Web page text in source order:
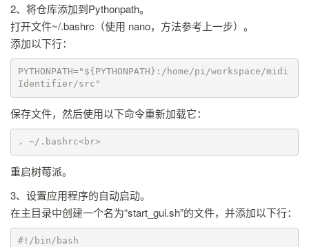
2、将仓库添加到Pythonpath。
打开文件~/.bashrc（使用 nano，方法参考上一步）。
添加以下行：
PYTHONPATH="${PYTHONPATH}:/home/pi/workspace/midi
Identifier/src"
保存文件，然后使用以下命令重新加载它：
. ~/.bashrc<br>
重启树莓派。
3、设置应用程序的自动启动。
在主目录中创建一个名为“start_gui.sh”的文件，并添加以下行：
#!/bin/bash